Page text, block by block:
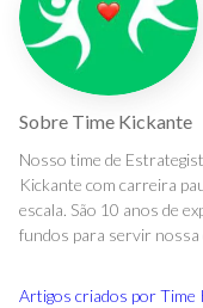
Sobre Time Kickante
Nosso time de
Kickante com carreira
escala. São 10 anos de
fundos para servir nossa
Artigos criados porTime